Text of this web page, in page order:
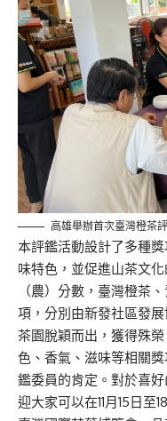
高雄舉辦首次臺灣橙茶
本評鑑活動設計了多種
味特色，並促進山茶文
（農）分數，臺灣橙茶
項，分別由新發社區發
茶園脫穎而出，獲得殊
色、香氣、滋味等相關
鑑委員的肯定。對於喜
迎大家可以在11月15日